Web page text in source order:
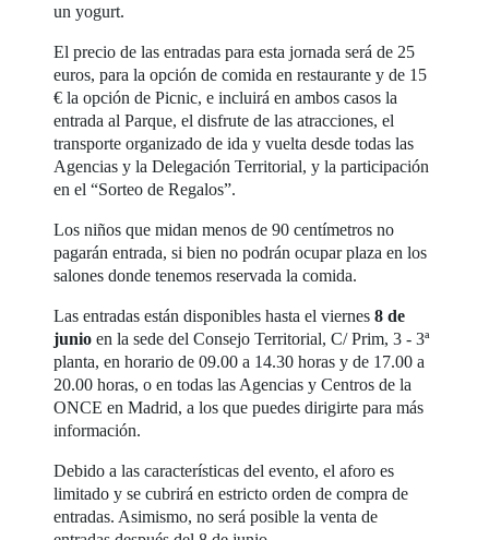
un yogurt.
El precio de las entradas para esta jornada será de 25
euros, para la opción de comida en restaurante y de 15
€ la opción de Picnic, e incluirá en ambos casos la
entrada al Parque, el disfrute de las atracciones, el
transporte organizado de ida y vuelta desde todas las
Agencias y la Delegación Territorial, y la participación
en el “Sorteo de Regalos”.
Los niños que midan menos de 90 centímetros no
pagarán entrada, si bien no podrán ocupar plaza en los
salones donde tenemos reservada la comida.
Las entradas están disponibles hasta el viernes8 de
junio en la sede del Consejo Territorial, C/ Prim, 3 - 3ª
planta, en horario de 09.00 a 14.30 horas y de 17.00 a
20.00 horas, o en todas las Agencias y Centros de la
ONCE en Madrid, a los que puedes dirigirte para más
información.
Debido a las características del evento, el aforo es
limitado y se cubrirá en estricto orden de compra de
entradas. Asimismo, no será posible la venta de